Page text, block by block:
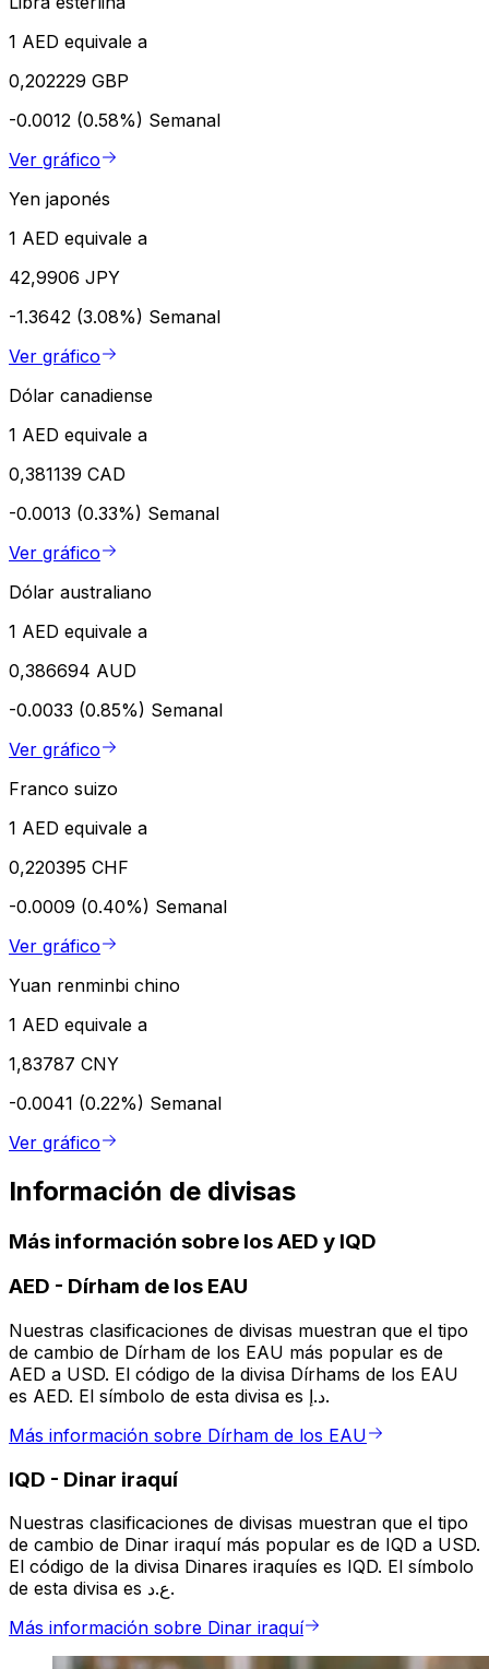
1 AED equivale a
0,202229 GBP
-0.0012 (0.58%) Semanal
Ver gráfico
Yen japonés
1 AED equivale a
42,9906 JPY
-1.3642 (3.08%) Semanal
Ver gráfico
Dólar canadiense
1 AED equivale a
0,381139 CAD
-0.0013 (0.33%) Semanal
Ver gráfico
Dólar australiano
1 AED equivale a
0,386694 AUD
-0.0033 (0.85%) Semanal
Ver gráfico
Franco suizo
1 AED equivale a
0,220395 CHF
-0.0009 (0.40%) Semanal
Ver gráfico
Yuan renminbi chino
1 AED equivale a
1,83787 CNY
-0.0041 (0.22%) Semanal
Ver gráfico
Información de divisas
Más información sobre los AED y IQD
AED - Dírham de los EAU
Nuestras clasificaciones de divisas muestran que el tipo
de cambio de Dírham de los EAU más popular es de
AED a USD. El código de la divisa Dírhams de los EAU
es AED. El símbolo de esta divisa es د.إ.
Más información sobre Dírham de los EAU
IQD - Dinar iraquí
Nuestras clasificaciones de divisas muestran que el tipo
de cambio de Dinar iraquí más popular es de IQD a USD.
El código de la divisa Dinares iraquíes es IQD. El símbolo
de esta divisa es ع.د.
Más información sobre Dinar iraquí